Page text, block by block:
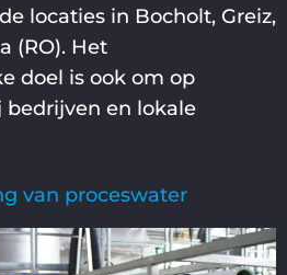
locaties in Bocholt, Greiz,
(RO). Het
doel is ook om op
bedrijven en lokale
van proceswater